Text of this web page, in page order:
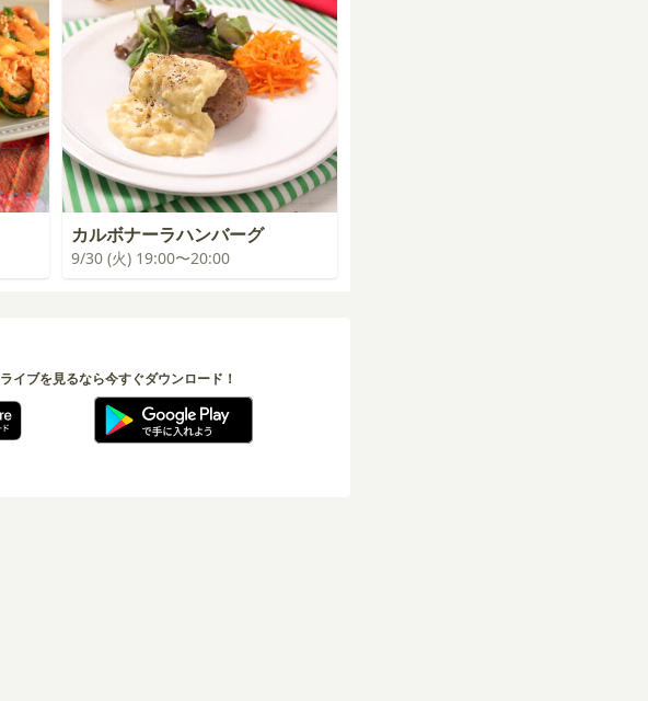
カルボナーラハンバーグ
9/30 (火) 19:00〜20:00
ライブを見るなら今すぐダウンロード！